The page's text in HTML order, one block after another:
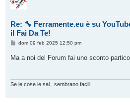
Re: 🔧 Ferramente.eu è su
il Fai Da Te!
M
s
i
dom 09 feb 2025 12:50 pm
Ma a noi del Forum fai uno sconto
Se le cose le sai , sembrano facili